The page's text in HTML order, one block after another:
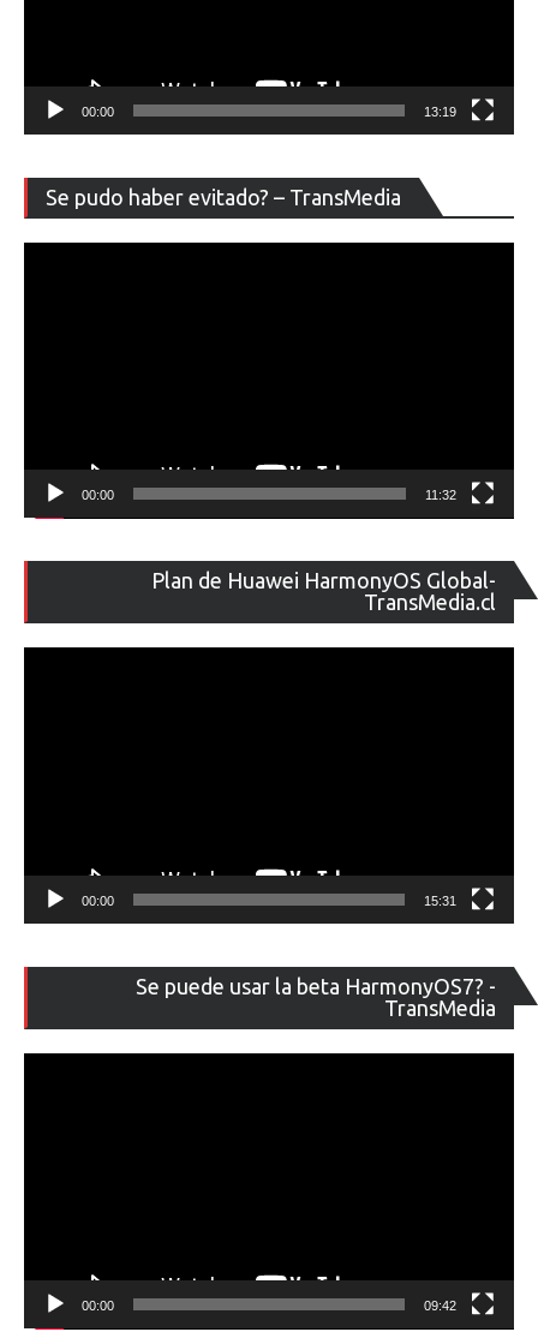
00:00 13:19
Se pudo haber evitado? – TransMedia
de
00:00 11:32
Plan de Huawei HarmonyOS Global-
TransMedia.cl
de
00:00 15:31
Se puede usar la beta HarmonyOS7? -
TransMedia
de
00:00 09:42